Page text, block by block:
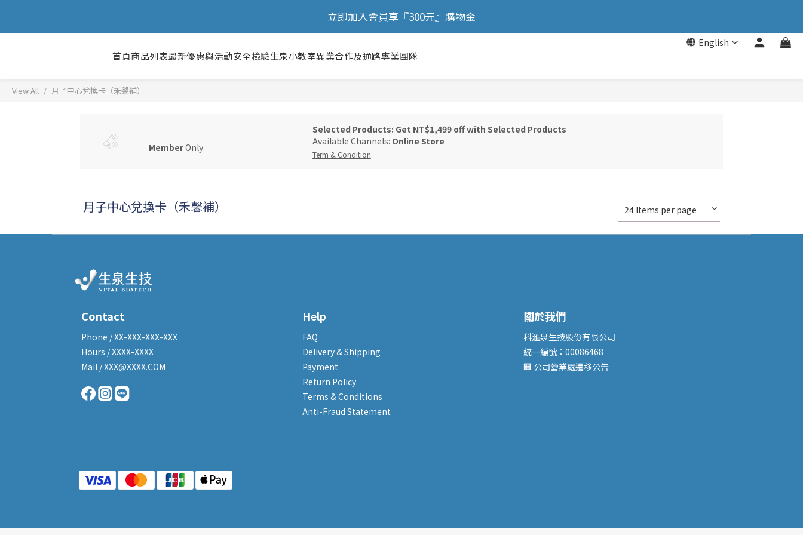
🎉 歡慶88節，滿額送膠原蛋白正貨！！
立即加入會員享『300元』購物金
🎉 歡慶88節，滿額送膠原蛋白正貨！！ English
首頁商品列表最新優惠與活動安全檢驗生泉小教室異業合作及通路專業團隊
View All 月子中心兌換卡（禾馨補）
MemberOnly
Selected Products: Get NT$1,499 off with Selected Products
Available Channels: Online Store
Term & Condition
月子中心兌換卡（禾馨補） 24 Items per page
Contact
Phone / XX-XXX-XXX-XXX
Hours / XXXX-XXXX
Mail / XXX@XXXX.COM
Help
FAQ
Delivery & Shipping
Payment
Return Policy
Terms & Conditions
Anti-Fraud Statement
關於我們
科滙泉生技股份有限公司
統一編號：00086468
🏢 公司營業處遷移公告